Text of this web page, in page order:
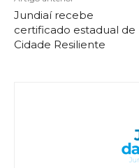
Jundiaí recebe
certificado estadual de
Cidade Resiliente